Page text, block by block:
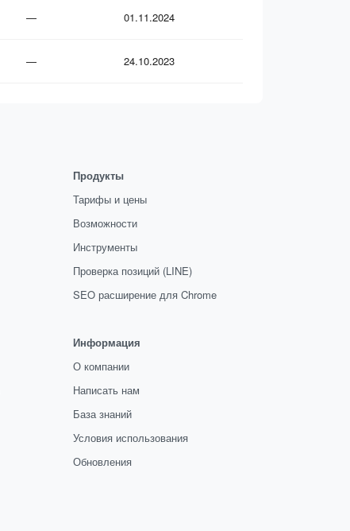
— 01.11.2024
— 24.10.2023
Продукты
Тарифы и цены
Возможности
Инструменты
Проверка позиций (LINE)
SEO расширение для Chrome
Информация
О компании
Написать нам
База знаний
Условия использования
Обновления